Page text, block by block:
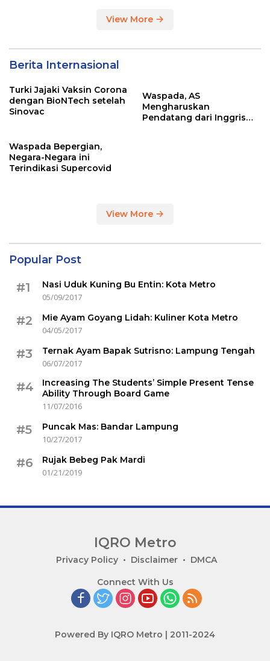
View More
Berita Internasional
Turki Jajaki Vaksin Corona
dengan BioNTech setelah
Sinovac
Waspada, AS
Mengharuskan
Pendatang dari Inggris
Waspada Bepergian,
Negara-Negara ini
Terindikasi Supercovid
View More
Popular Post
#1
Nasi Uduk Kuning Bu Entin: Kota Metro
05/09/2017
#2
Mie Ayam Goyang Lidah: Kuliner Kota Metro
04/05/2017
#3
Ternak Ayam Bapak Sutrisno: Lampung Tengah
06/07/2017
#4
Increasing The Students’ Simple Present Tense
Ability Through Board Game
11/07/2016
#5
Puncak Mas: Bandar Lampung
10/27/2017
#6
Rujak Bebeg Pak Mardi
01/21/2019
IQRO Metro
Privacy Policy Disclaimer DMCA
Connect With Us
Powered By IQRO Metro | 2011-2024